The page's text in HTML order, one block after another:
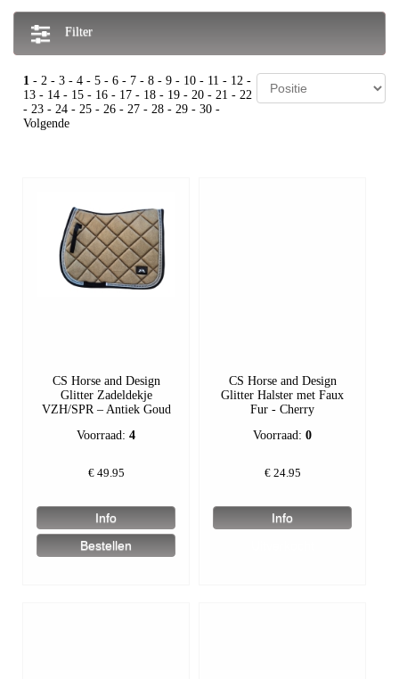
Filter
1 - 2 - 3 - 4 - 5 - 6 - 7 - 8 - 9 - 10 - 11 - 12 -
13 - 14 - 15 - 16 - 17 - 18 - 19 - 20 - 21 - 22
- 23 - 24 - 25 - 26 - 27 - 28 - 29 - 30 -
Volgende
CS Horse and Design
Glitter Zadeldekje
VZH/SPR – Antiek Goud
Voorraad:4
€ 49.95
CS Horse and Design
Glitter Halster met Faux
Fur - Cherry
Voorraad:0
€ 24.95